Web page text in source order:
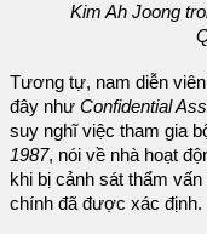
Kim Ah Joong
Tương tự, nam diễn
đây như Confidential
suy nghĩ việc tham gia
1987, nói về nhà hoạt
khi bị cảnh sát thẩm
chính đã được xác định.